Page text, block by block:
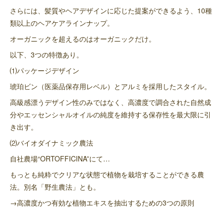
さらには、髪質やヘアデザインに応じた提案ができるよう、10種
類以上のヘアケアラインナップ。
オーガニックを超えるのはオーガニックだけ。
以下、3つの特徴あり。
⑴パッケージデザイン
琥珀ビン（医薬品保存用レベル）とアルミを採用したスタイル。
高級感漂うデザイン性のみではなく、高濃度で調合された自然成
分やエッセンシャルオイルの純度を維持する保存性を最大限に引
き出す。
⑵バイオダイナミック農法
自社農場“ORTOFFICINA”にて…
もっとも純粋でクリアな状態で植物を栽培することができる農
法。別名「野生農法」とも。
→高濃度かつ有効な植物エキスを抽出するための3つの原則